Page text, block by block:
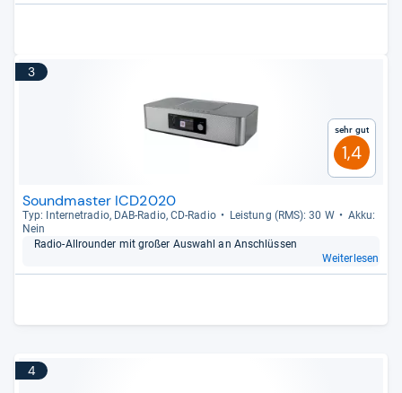
3
Sehr gut
1,4
Soundmaster ICD2020
Typ: Inter­ne­tra­dio, DAB-​Radio, CD-​Radio Leis­tung (RMS): 30 W
Akku:
Nein
Radio-​All­roun­der mit großer Aus­wahl an Anschlüs­sen
Weiterlesen
4